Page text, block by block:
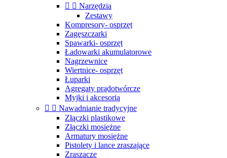
  Narzędzia
Zestawy
Kompresory- osprzęt
Zagęszczarki
Spawarki- osprzęt
Ładowarki akumulatorowe
Nagrzewnice
Wiertnice- osprzęt
Łuparki
Agregaty prądotwórcze
Myjki i akcesoria
  Nawadnianie tradycyjne
Złączki plastikowe
Złączki mosiężne
Armatury mosiężne
Pistolety i lance zraszające
Zraszacze